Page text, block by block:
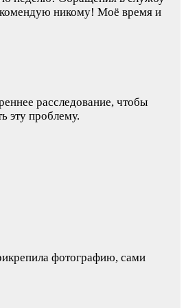
никому! Моё время и
расследование, чтобы
эту проблему.
фотографию, сами